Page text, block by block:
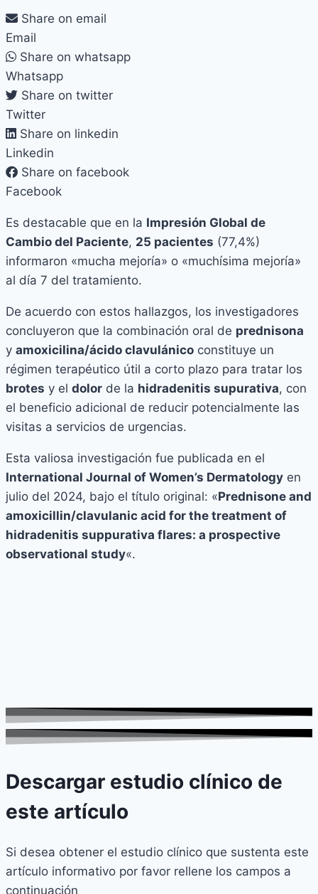
Share on email
Email
Share on whatsapp
Whatsapp
Share on twitter
Twitter
Share on linkedin
Linkedin
Share on facebook
Facebook
Es destacable que en la Impresión Global de
Cambio del Paciente, 25 pacientes (77,4%)
informaron «mucha mejoría» o «muchísima mejoría»
al día 7 del tratamiento.
De acuerdo con estos hallazgos, los investigadores
concluyeron que la combinación oral de prednisona
y amoxicilina/ácido clavulánico constituye un
régimen terapéutico útil a corto plazo para tratar los
brotes y el dolor de la hidradenitis supurativa, con
el beneficio adicional de reducir potencialmente las
visitas a servicios de urgencias.
Esta valiosa investigación fue publicada en el
International Journal of Women’s Dermatology en
julio del 2024, bajo el título original: «Prednisone and
amoxicillin/clavulanic acid for the treatment of
hidradenitis suppurativa flares: a prospective
observational study«.
Descargar estudio clínico de
este artículo
Si desea obtener el estudio clínico que sustenta este
artículo informativo por favor rellene los campos a
continuación